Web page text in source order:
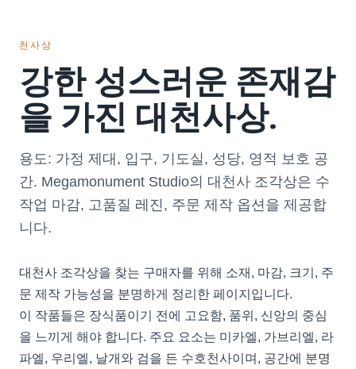
천사상
강한 성스러운 존재감
을 가진 대천사상.
용도: 가정 제대, 입구, 기도실, 성당, 영적 보호 공
간. Megamonument Studio의 대천사 조각상은 수
작업 마감, 고품질 레진, 주문 제작 옵션을 제공합
니다.
대천사 조각상을 찾는 구매자를 위해 소재, 마감, 크기, 주
문 제작 가능성을 분명하게 정리한 페이지입니다.
이 작품들은 장식품이기 전에 고요함, 품위, 신앙의 중심
을 느끼게 해야 합니다. 주요 요소는 미카엘, 가브리엘, 라
파엘, 우리엘, 날개와 검을 든 수호천사이며, 공간에 분명